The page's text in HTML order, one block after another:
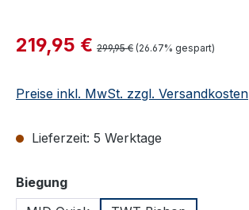
Verkaufspreis:
219,95 € Regulärer Preis:
299,95 € (26.67% gespart)
Preise inkl. MwSt. zzgl. Versandkosten
Lieferzeit: 5 Werktage
Biegungauswählen